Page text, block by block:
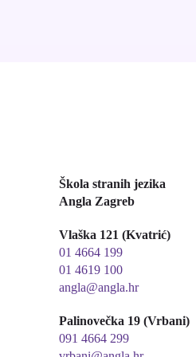
Škola stranih jezika
Angla Zagreb
Vlaška 121 (Kvatrić)
01 4664 199
01 4619 100
angla@angla.hr
Palinovečka 19 (Vrbani)
091 4664 299